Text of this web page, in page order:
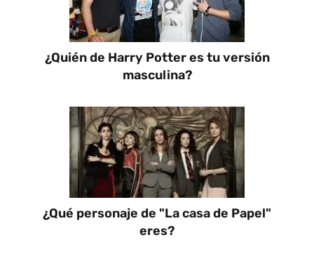
¿Quién de Harry Potter es tu versión
masculina?
¿Qué personaje de "La casa de Papel"
eres?